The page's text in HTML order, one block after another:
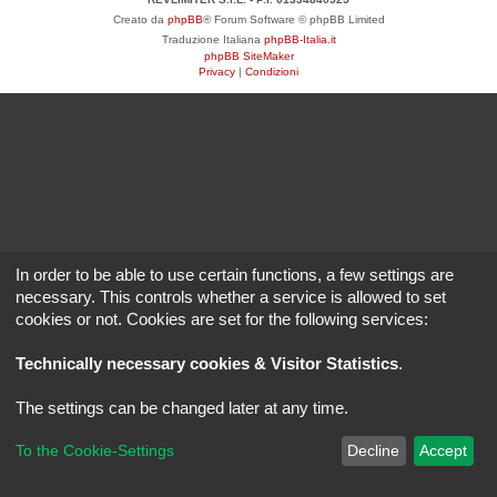
Creato da phpBB® Forum Software © phpBB Limited
Traduzione Italiana phpBB-Italia.it
phpBB SiteMaker
Privacy | Condizioni
In order to be able to use certain functions, a few settings are
necessary. This controls whether a service is allowed to set
cookies or not. Cookies are set for the following services:
Technically necessary cookies & Visitor Statistics.
The settings can be changed later at any time.
To the Cookie-Settings Decline Accept